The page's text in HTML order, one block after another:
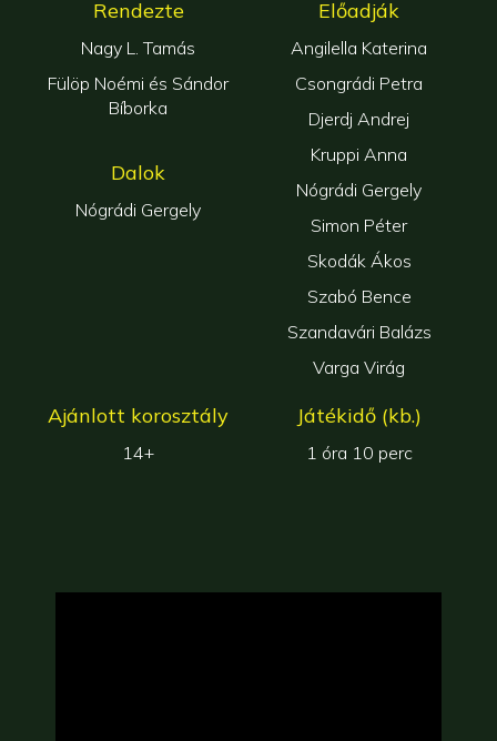
Rendezte
Nagy L. Tamás
Fülöp Noémi és Sándor
Bíborka
Dalok
Nógrádi Gergely
Előadják
Angilella Katerina
Csongrádi Petra
Djerdj Andrej
Kruppi Anna
Nógrádi Gergely
Simon Péter
Skodák Ákos
Szabó Bence
Szandavári Balázs
Varga Virág
Ajánlott korosztály
14+
Játékidő (kb.)
1 óra 10 perc